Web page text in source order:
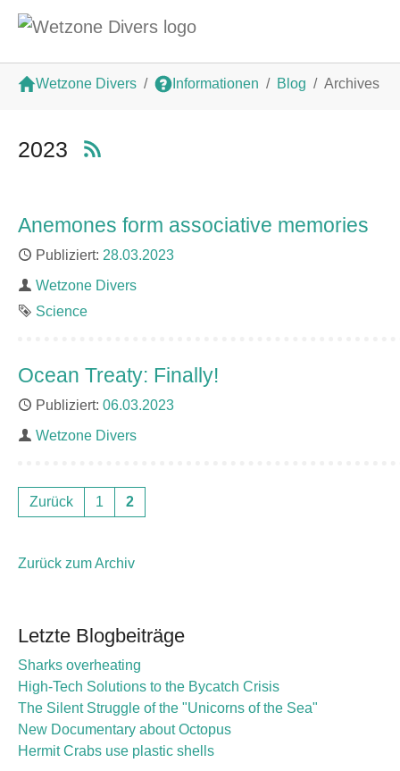
Zum Hauptinhalt springen
Wetzone Divers Informationen Blog Archives
2023
Anemones form associative memories
Publiziert 28.03.2023
Autor
Wetzone Divers
Schlagwort
Science
Ocean Treaty: Finally!
Publiziert 06.03.2023
Autor
Wetzone Divers
Zurück 1 2
Zurück zum Archiv
Letzte Blogbeiträge
Sharks overheating
High-Tech Solutions to the Bycatch Crisis
The Silent Struggle of the "Unicorns of the Sea"
New Documentary about Octopus
Hermit Crabs use plastic shells